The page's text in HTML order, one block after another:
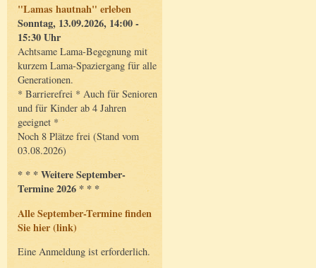
"Lamas hautnah" erleben
Sonntag, 13.09.2026, 14:00 -
15:30 Uhr
Achtsame Lama-Begegnung mit
kurzem Lama-Spaziergang für alle
Generationen.
* Barrierefrei * Auch für Senioren
und für Kinder ab 4 Jahren
geeignet *
Noch 8 Plätze frei (Stand vom
03.08.2026)
* * * Weitere September-
Termine 2026 * * *
Alle September-Termine finden
Sie hier (link)
Eine Anmeldung ist erforderlich.